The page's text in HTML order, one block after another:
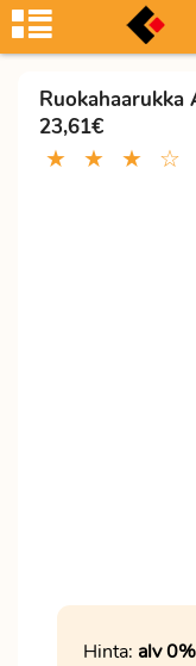
23,61€
★ ★ ★ ☆
Hinta: alv 0%